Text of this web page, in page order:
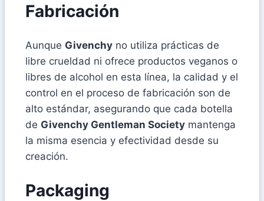
Fabricación
Aunque Givenchy no utiliza prácticas de
libre crueldad ni ofrece productos veganos o
libres de alcohol en esta línea, la calidad y el
control en el proceso de fabricación son de
alto estándar, asegurando que cada botella
de Givenchy Gentleman Society mantenga
la misma esencia y efectividad desde su
creación.
Packaging